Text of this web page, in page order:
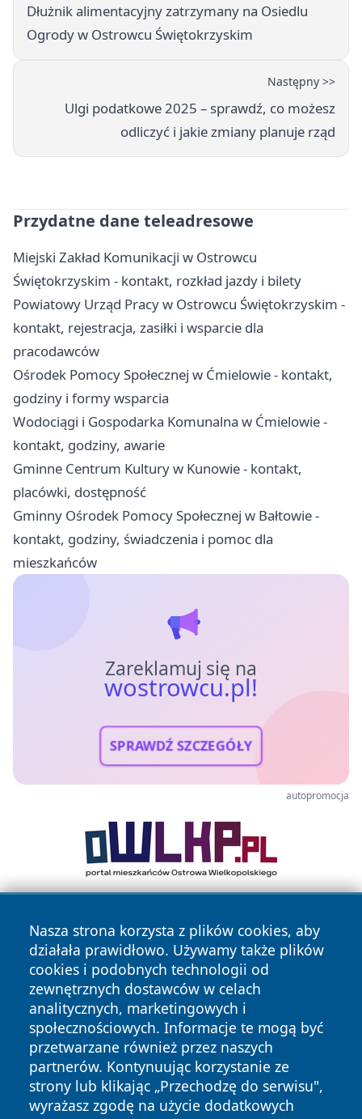
Dłużnik alimentacyjny zatrzymany na Osiedlu
Ogrody w Ostrowcu Świętokrzyskim
Następny >>
Ulgi podatkowe 2025 – sprawdź, co możesz
odliczyć i jakie zmiany planuje rząd
Przydatne dane teleadresowe
Miejski Zakład Komunikacji w Ostrowcu
Świętokrzyskim - kontakt, rozkład jazdy i bilety
Powiatowy Urząd Pracy w Ostrowcu Świętokrzyskim -
kontakt, rejestracja, zasiłki i wsparcie dla
pracodawców
Ośrodek Pomocy Społecznej w Ćmielowie - kontakt,
godziny i formy wsparcia
Wodociągi i Gospodarka Komunalna w Ćmielowie -
kontakt, godziny, awarie
Gminne Centrum Kultury w Kunowie - kontakt,
placówki, dostępność
Gminny Ośrodek Pomocy Społecznej w Bałtowie -
kontakt, godziny, świadczenia i pomoc dla
mieszkańców
Zareklamuj się na
wostrowcu.pl!
SPRAWDŹ SZCZEGÓŁY
autopromocja
Nasza strona korzysta z plików cookies, aby
działała prawidłowo. Używamy także plików
cookies i podobnych technologii od
zewnętrznych dostawców w celach
analitycznych, marketingowych i
społecznościowych. Informacje te mogą być
przetwarzane również przez naszych
partnerów. Kontynuując korzystanie ze
strony lub klikając „Przechodzę do serwisu",
wyrażasz zgodę na użycie dodatkowych
Copyright © 2026 wostrowcu.pl Wszystkie prawa zastrzeżone.
News Autorzy
Polityka
Prywatności
Polityka
Cookies